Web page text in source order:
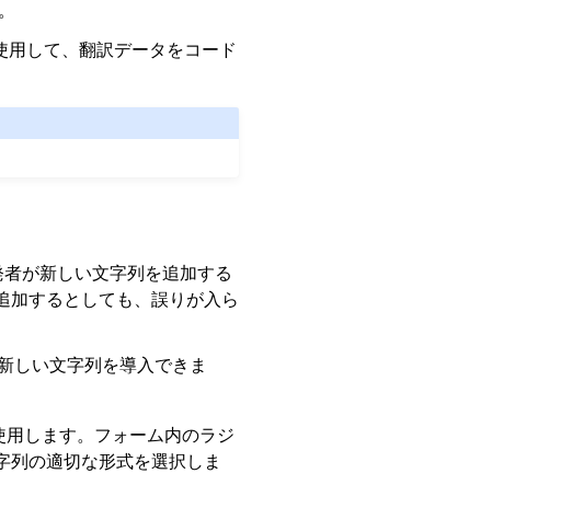
用して、翻訳データをコード
が新しい文字列を追加する
加するとしても、誤りが入ら
しい文字列を導入できま
用します。フォーム内のラジ
列の適切な形式を選択しま